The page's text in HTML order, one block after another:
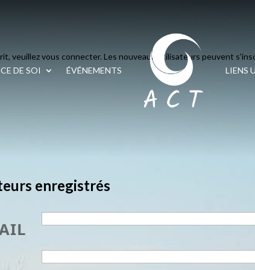
DE SOI ÉVÉNEMENTS LIENS
veuillez vous connecter. Les nouveaux utilisateurs peuvent
enregistrés